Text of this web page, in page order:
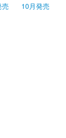
10月発売